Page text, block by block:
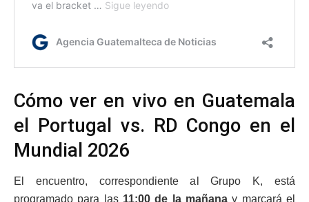
Cómo ver en vivo en Guatemala
el Portugal vs. RD Congo en el
Mundial 2026
El encuentro, correspondiente al Grupo K, está
programado para las 11:00 de la mañana y marcará el